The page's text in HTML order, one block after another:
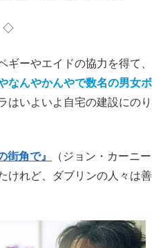
◇
ギーやエイドの協力を得て、
なんやかんやで数名の男女ボ
はいよいよ自宅の建設にのり
街角で』
（ジョン・カーニー
けれど、ダブリンの人々は善